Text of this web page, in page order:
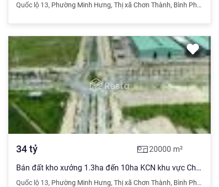
Quốc lộ 13, Phường Minh Hưng, Thị xã Chơn Thành, Bình Phước
34 tỷ 20000 m²
Bán đất kho xưởng 1.3ha đến 10ha KCN khu vực Chơn Thành Bình Phước
Quốc lộ 13, Phường Minh Hưng, Thị xã Chơn Thành, Bình Phước